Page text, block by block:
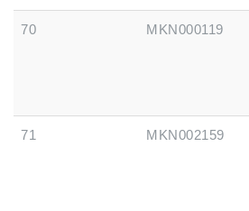
70 MKN000119
71 MKN002159